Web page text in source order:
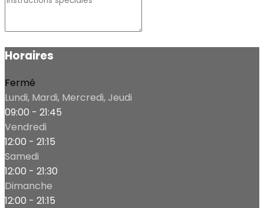
Horaires
Fermé
Lundi, Mardi, Mercredi, Jeudi
09:00 - 21:45
Vendredi
12:00 - 21:15
Samedi
12:00 - 21:30
Dimanche
12:00 - 21:15